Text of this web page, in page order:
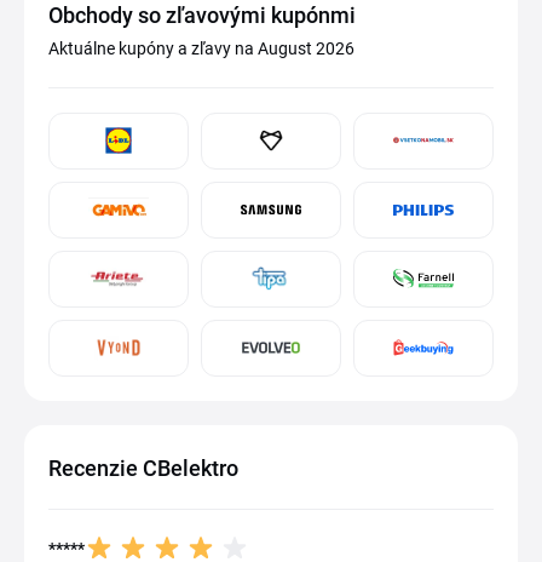
Obchody so zľavovými kupónmi
Aktuálne kupóny a zľavy na August 2026
Recenzie CBelektro
*****